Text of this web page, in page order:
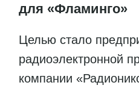
для «Фламинго»
Целью стало
радиоэлектронной
компании